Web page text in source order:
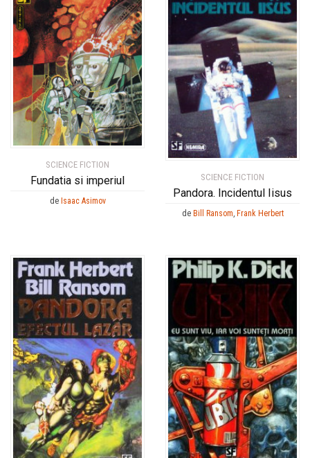
SCIENCE FICTION
Fundatia si imperiul
de Isaac Asimov
SCIENCE FICTION
Pandora. Incidentul Iisus
de Bill Ransom, Frank Herbert